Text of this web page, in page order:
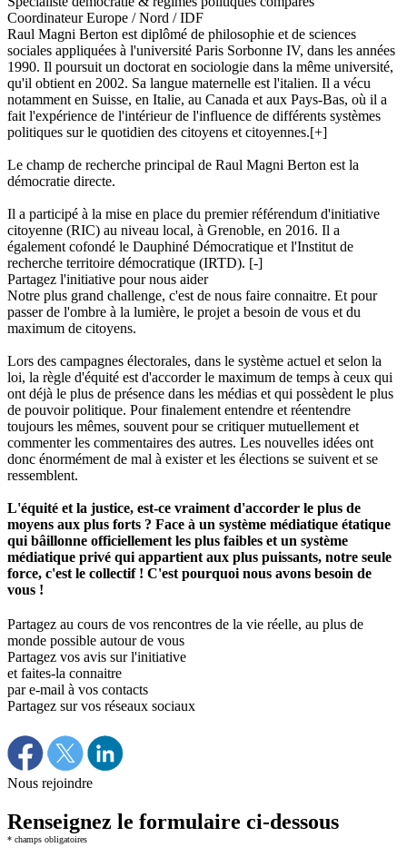
Coordinateur Europe / Nord / IDF
Raul Magni Berton est diplômé de philosophie et de sciences
sociales appliquées à l'université Paris Sorbonne IV, dans les années
1990. Il poursuit un doctorat en sociologie dans la même université,
qu'il obtient en 2002. Sa langue maternelle est l'italien. Il a vécu
notamment en Suisse, en Italie, au Canada et aux Pays-Bas, où il a
fait l'expérience de l'intérieur de l'influence de différents systèmes
politiques sur le quotidien des citoyens et citoyennes.[+]
Le champ de recherche principal de Raul Magni Berton est la
démocratie directe.
Il a participé à la mise en place du premier référendum d'initiative
citoyenne (RIC) au niveau local, à Grenoble, en 2016. Il a
également cofondé le Dauphiné Démocratique et l'Institut de
recherche territoire démocratique (IRTD). [-]
Partagez l'initiative pour nous aider
Notre plus grand challenge, c'est de nous faire connaitre. Et pour
passer de l'ombre à la lumière, le projet a besoin de vous et du
maximum de citoyens.
Lors des campagnes électorales, dans le système actuel et selon la
loi, la règle d'équité est d'accorder le maximum de temps à ceux qui
ont déjà le plus de présence dans les médias et qui possèdent le plus
de pouvoir politique. Pour finalement entendre et réentendre
toujours les mêmes, souvent pour se critiquer mutuellement et
commenter les commentaires des autres. Les nouvelles idées ont
donc énormément de mal à exister et les élections se suivent et se
ressemblent.
L'équité et la justice, est-ce vraiment d'accorder le plus de
moyens aux plus forts ? Face à un système médiatique étatique
qui bâillonne officiellement les plus faibles et un système
médiatique privé qui appartient aux plus puissants, notre seule
force, c'est le collectif ! C'est pourquoi nous avons besoin de
vous !
Partagez au cours de vos rencontres de la vie réelle, au plus de
monde possible autour de vous
Partagez vos avis sur l'initiative
et faites-la connaitre
par e-mail à vos contacts
Partagez sur vos réseaux sociaux
Nous rejoindre
Renseignez le formulaire ci-dessous
* champs obligatoires